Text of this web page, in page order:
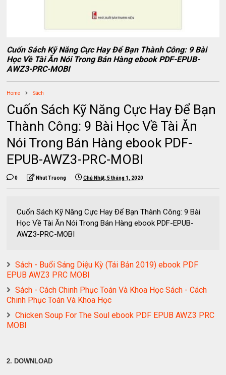
Cuốn Sách Kỹ Năng Cực Hay Để Bạn Thành Công: 9 Bài
Học Về Tài Ăn Nói Trong Bán Hàng ebook PDF-EPUB-
AWZ3-PRC-MOBI
Home Sách
Cuốn Sách Kỹ Năng Cực Hay Để Bạn
Thành Công: 9 Bài Học Về Tài Ăn
Nói Trong Bán Hàng ebook PDF-
EPUB-AWZ3-PRC-MOBI
0 Nhut Truong Chủ Nhật, 5 tháng 1, 2020
Cuốn Sách Kỹ Năng Cực Hay Để Bạn Thành Công: 9 Bài
Học Về Tài Ăn Nói Trong Bán Hàng ebook PDF-EPUB-
AWZ3-PRC-MOBI
Sách - Buổi Sáng Diệu Kỳ (Tái Bản 2019) ebook PDF
EPUB AWZ3 PRC MOBI
Sách - Cách Chinh Phục Toán Và Khoa Học Sách - Cách
Chinh Phục Toán Và Khoa Học
Chicken Soup For The Soul ebook PDF EPUB AWZ3 PRC
MOBI
2. DOWNLOAD